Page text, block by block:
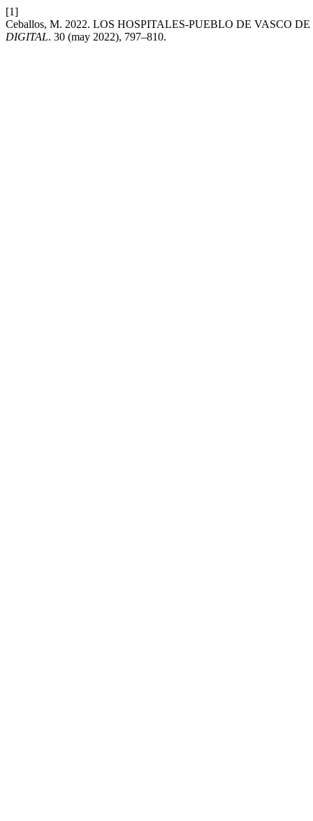
[1]
Ceballos, M. 2022. LOS HOSPITALES-PUEBLO DE VASCO
DIGITAL. 30 (may 2022), 797–810.